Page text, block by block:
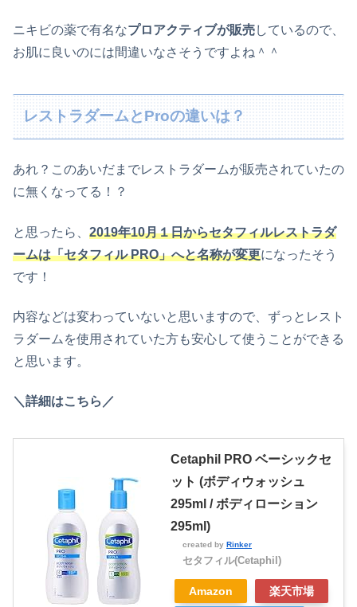
ニキビの薬で有名なプロアクティブが販売しているので、
お肌に良いのには間違いなさそうですよね＾＾
レストラダームとProの違いは？
あれ？このあいだまでレストラダームが販売されていたの
に無くなってる！？
と思ったら、 2019年10月１日からセタフィルレストラダ
ームは「セタフィル PRO」へと名称が変更になったそう
です！
内容などは変わっていないと思いますので、ずっとレスト
ラダームを使用されていた方も安心して使うことができる
と思います。
＼詳細はこちら／
Cetaphil PRO ベーシックセ
ット (ボディウォッシュ
295ml / ボディローション
295ml)
created by Rinker
セタフィル(Cetaphil)
Amazon 楽天市場